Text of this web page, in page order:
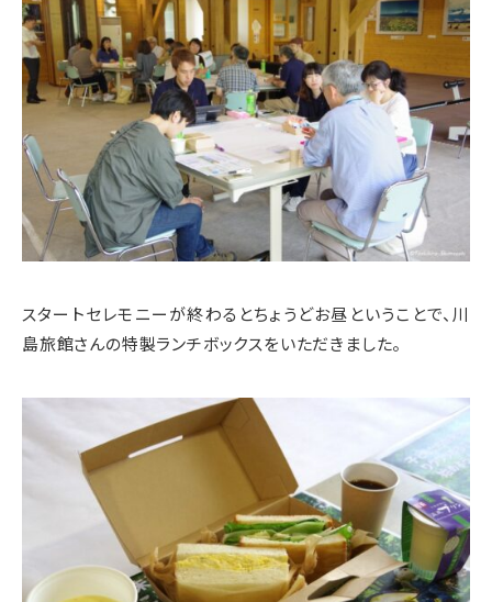
スタートセレモニーが終わるとちょうどお昼ということで、川
島旅館さんの特製ランチボックスをいただきました。